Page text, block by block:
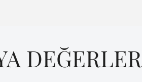
DEĞERLER